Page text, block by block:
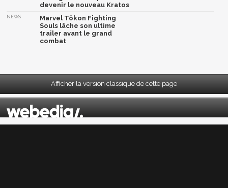
devenir le nouveau Kratos
NEWS
Marvel Tōkon Fighting
Souls lâche son ultime
trailer avant le grand
combat
Afficher la version classique de cette page